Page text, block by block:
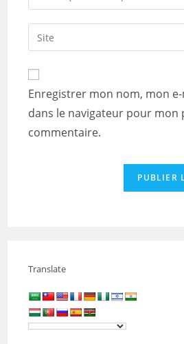
comment
your
email
address
comment
Saisir
l’URL
de
votre
site
(facultatif)
Enregistrer mon nom, mon
dans le navigateur pour mon
commentaire.
Translate